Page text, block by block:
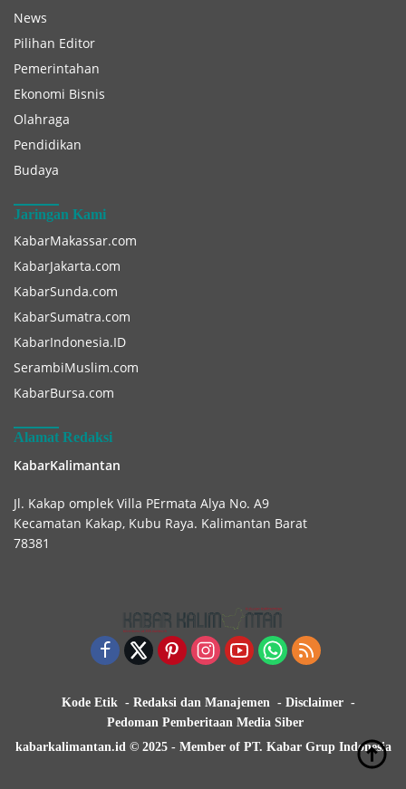
News
Pilihan Editor
Pemerintahan
Ekonomi Bisnis
Olahraga
Pendidikan
Budaya
Jaringan Kami
KabarMakassar.com
KabarJakarta.com
KabarSunda.com
KabarSumatra.com
KabarIndonesia.ID
SerambiMuslim.com
KabarBursa.com
Alamat Redaksi
KabarKalimantan
Jl. Kakap omplek Villa PErmata Alya No. A9
Kecamatan Kakap, Kubu Raya. Kalimantan Barat
78381
Kode Etik Redaksi dan Manajemen
Disclaimer
Pedoman Pemberitaan Media Siber
kabarkalimantan.id © 2025 - Member of PT. Kabar Grup Indonesia